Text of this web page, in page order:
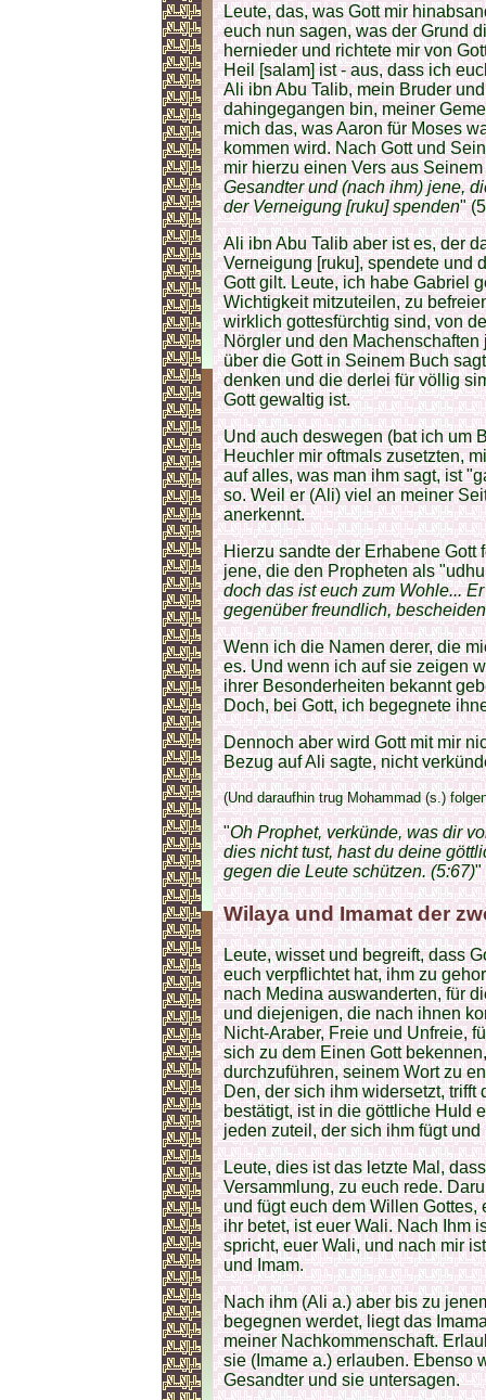
Leute, das, was Gott mir
euch nun sagen, was der Grund
hernieder und richtete mir von
Heil [salam] ist - aus, dass ich
Ali ibn Abu Talib, mein Bruder
dahingegangen bin, meiner
mich das, was Aaron für Moses
kommen wird. Nach Gott und
mir hierzu einen Vers aus
Gesandter und (nach ihm) jene,
der Verneigung [ruku] spenden"
Ali ibn Abu Talib aber ist es, der
Verneigung [ruku], spendete und
Gott gilt. Leute, ich habe Gabriel
Wichtigkeit mitzuteilen, zu
wirklich gottesfürchtig sind, von
Nörgler und den
über die Gott in Seinem Buch
denken und die derlei für völlig
Gott gewaltig ist.
Und auch deswegen (bat ich um
Heuchler mir oftmals zusetzten,
auf alles, was man ihm sagt, ist
so. Weil er (Ali) viel an meiner
anerkennt.
Hierzu sandte der Erhabene Gott
jene, die den Propheten als
doch das ist euch zum Wohle...
gegenüber freundlich,
Wenn ich die Namen derer, die
es. Und wenn ich auf sie zeigen
ihrer Besonderheiten bekannt
Doch, bei Gott, ich begegnete
Dennoch aber wird Gott mit mir
Bezug auf Ali sagte, nicht
(Und daraufhin trug Mohammad (s.)
"Oh Prophet, verkünde, was dir
dies nicht tust, hast du deine
gegen die Leute schützen. (5:67)"
Wilaya und Imamat der
Leute, wisset und begreift, dass
euch verpflichtet hat, ihm zu
nach Medina auswanderten, für
und diejenigen, die nach ihnen
Nicht-Araber, Freie und Unfreie,
sich zu dem Einen Gott
durchzuführen, seinem Wort zu
Den, der sich ihm widersetzt,
bestätigt, ist in die göttliche Huld
jeden zuteil, der sich ihm fügt und
Leute, dies ist das letzte Mal,
Versammlung, zu euch rede.
und fügt euch dem Willen Gottes,
ihr betet, ist euer Wali. Nach Ihm
spricht, euer Wali, und nach mir
und Imam.
Nach ihm (Ali a.) aber bis zu
begegnen werdet, liegt das
meiner Nachkommenschaft.
sie (Imame a.) erlauben. Ebenso
Gesandter und sie untersagen.